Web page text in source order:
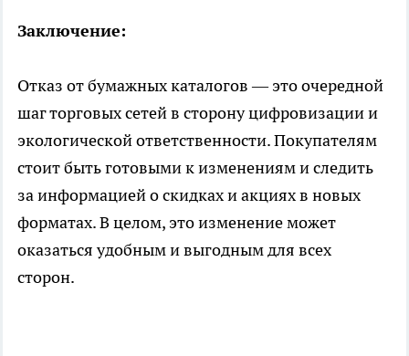
Заключение:
Отказ от бумажных каталогов — это очередной
шаг торговых сетей в сторону цифровизации и
экологической ответственности. Покупателям
стоит быть готовыми к изменениям и следить
за информацией о скидках и акциях в новых
форматах. В целом, это изменение может
оказаться удобным и выгодным для всех
сторон.